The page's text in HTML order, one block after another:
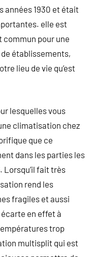
années 1930 et était
elle est
commun pour une
établissements,
lieu de vie qu’est
lesquelles vous
climatisation chez
que ce
dans les parties les
Lorsqu’il fait très
rend les
fragiles et aussi
en effet à
trop
multisplit qui est